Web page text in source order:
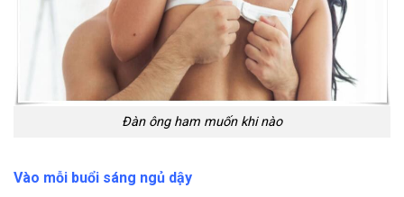
Đàn ông ham muốn khi nào
Vào mỗi buổi sáng ngủ dậy